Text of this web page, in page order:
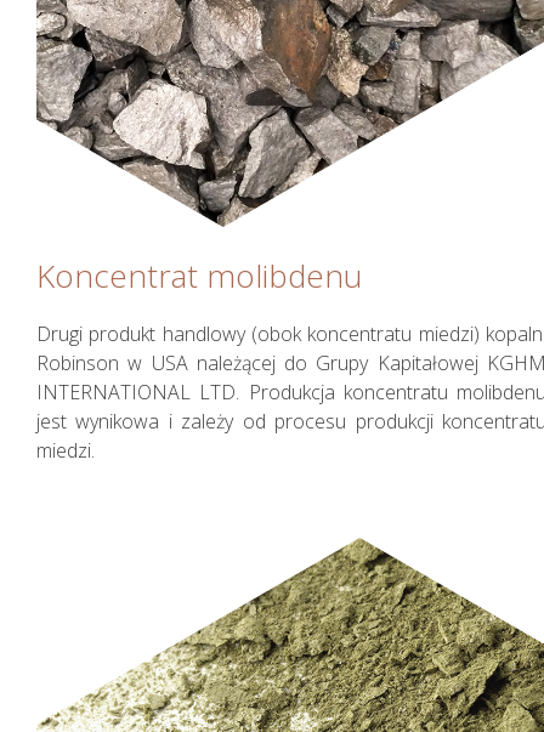
Koncentrat molibdenu
Drugi produkt handlowy (obok koncentratu miedzi)
Robinson w USA należącej do Grupy Kapitałowej
INTERNATIONAL LTD. Produkcja koncentratu
jest wynikowa i zależy od procesu produkcji
miedzi.